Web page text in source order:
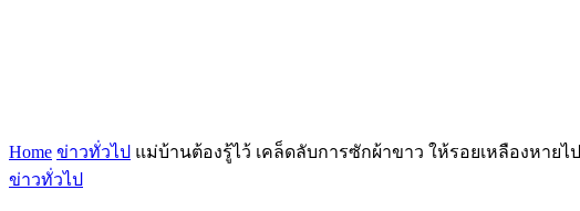
Home ข่าวทั่วไป แม่บ้านต้องรู้ไว้ เคล็ดลับการซักผ้าขาว ให้รอยเหลืองหายไป
ข่าวทั่วไป